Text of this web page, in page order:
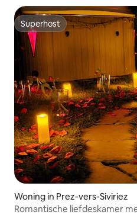
Superhost
Superhost
Woning in Prez-vers-Siviriez
Romantische liefdeskamer